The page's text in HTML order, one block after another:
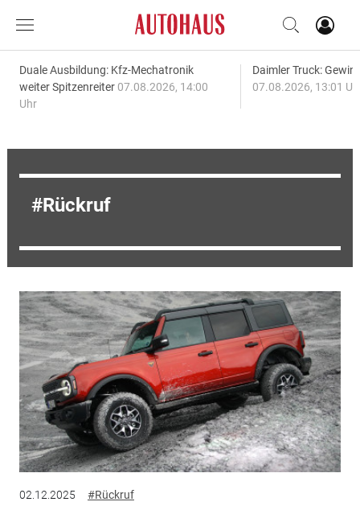
Duale Ausbildung: Kfz-Mechatronik
weiter Spitzenreiter 07.08.2026, 14:00
Uhr
Daimler Truck:
07.08.2026, 13:01
Rückruf
02.12.2025 #Rückruf